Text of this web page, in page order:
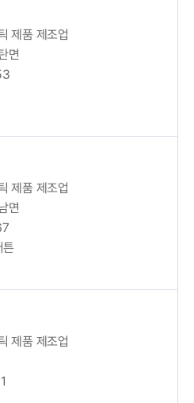
제품 제조업
면
제품 제조업
면
튼
제품 제조업